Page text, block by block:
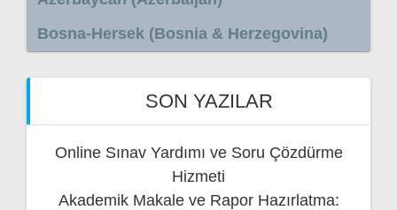
Bosna-Hersek (Bosnia & Herzegovina)
SON YAZILAR
Online Sınav Yardımı ve Soru Çözdürme
Hizmeti
Akademik Makale ve Rapor Hazırlatma: